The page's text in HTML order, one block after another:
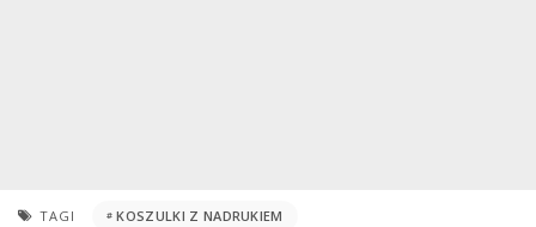
TAGI
KOSZULKI Z NADRUKIEM